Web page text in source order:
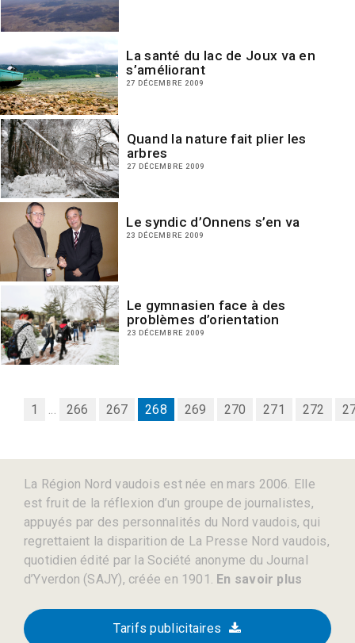
La santé du lac de Joux va en
s’améliorant
27 DÉCEMBRE 2009
Quand la nature fait plier les
arbres
27 DÉCEMBRE 2009
Le syndic d’Onnens s’en va
23 DÉCEMBRE 2009
Le gymnasien face à des
problèmes d’orientation
23 DÉCEMBRE 2009
1 ... 266 267 268 269 270 271 272
La Région Nord vaudois est née en mars 2006. Elle
est fruit de la réflexion d’un groupe de journalistes,
appuyés par des personnalités du Nord vaudois, qui
regrettaient la disparition de La Presse Nord vaudois,
quotidien édité par la Société anonyme du Journal
d’Yverdon (SAJY), créée en 1901. En savoir plus
Tarifs publicitaires